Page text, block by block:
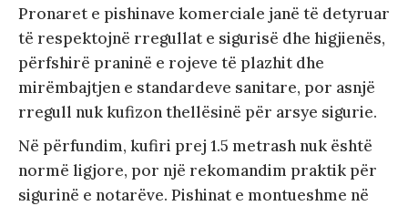
Pronaret e pishinave komerciale janë të detyruar
të respektojnë rregullat e sigurisë dhe higjienës,
përfshirë praninë e rojeve të plazhit dhe
mirëmbajtjen e standardeve sanitare, por asnjë
rregull nuk kufizon thellësinë për arsye sigurie.
Në përfundim, kufiri prej 1.5 metrash nuk është
normë ligjore, por një rekomandim praktik për
sigurinë e notarëve. Pishinat e montueshme në